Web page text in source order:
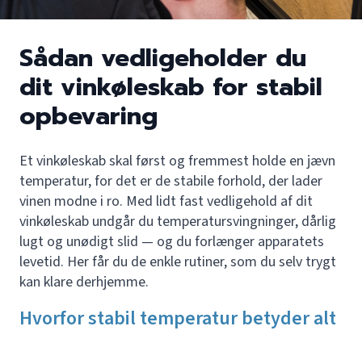
Sådan vedligeholder du
dit vinkøleskab for stabil
opbevaring
Et vinkøleskab skal først og fremmest holde en jævn
temperatur, for det er de stabile forhold, der lader
vinen modne i ro. Med lidt fast vedligehold af dit
vinkøleskab undgår du temperatursvingninger, dårlig
lugt og unødigt slid — og du forlænger apparatets
levetid. Her får du de enkle rutiner, som du selv trygt
kan klare derhjemme.
Hvorfor stabil temperatur betyder alt